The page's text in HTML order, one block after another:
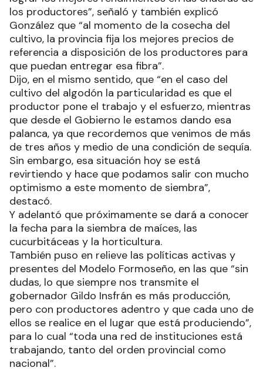
los productores”, señaló y también explicó
González que “al momento de la cosecha del
cultivo, la provincia fija los mejores precios de
referencia a disposición de los productores para
que puedan entregar esa fibra”.
Dijo, en el mismo sentido, que “en el caso del
cultivo del algodón la particularidad es que el
productor pone el trabajo y el esfuerzo, mientras
que desde el Gobierno le estamos dando esa
palanca, ya que recordemos que venimos de más
de tres años y medio de una condición de sequía.
Sin embargo, esa situación hoy se está
revirtiendo y hace que podamos salir con mucho
optimismo a este momento de siembra”,
destacó.
Y adelantó que próximamente se dará a conocer
la fecha para la siembra de maíces, las
cucurbitáceas y la horticultura.
También puso en relieve las políticas activas y
presentes del Modelo Formoseño, en las que “sin
dudas, lo que siempre nos transmite el
gobernador Gildo Insfrán es más producción,
pero con productores adentro y que cada uno de
ellos se realice en el lugar que está produciendo”,
para lo cual “toda una red de instituciones está
trabajando, tanto del orden provincial como
nacional”.